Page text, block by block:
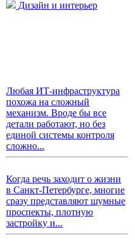
Дизайн и интерьер
Любая ИТ-инфраструктура
похожа на сложный
механизм. Вроде бы все
детали работают, но без
единой системы контроля
сложно...
Когда речь заходит о жизни
в Санкт-Петербурге, многие
сразу представляют шумные
проспекты, плотную
застройку и...